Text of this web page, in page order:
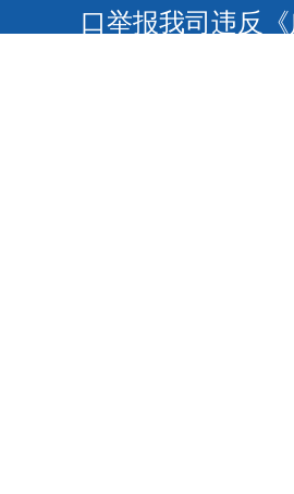
口举报我司违反